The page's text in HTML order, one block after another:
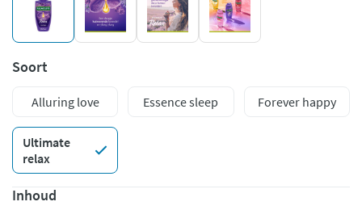
Soort
Alluring love Essence sleep Forever happy
Ultimate
relax
Inhoud